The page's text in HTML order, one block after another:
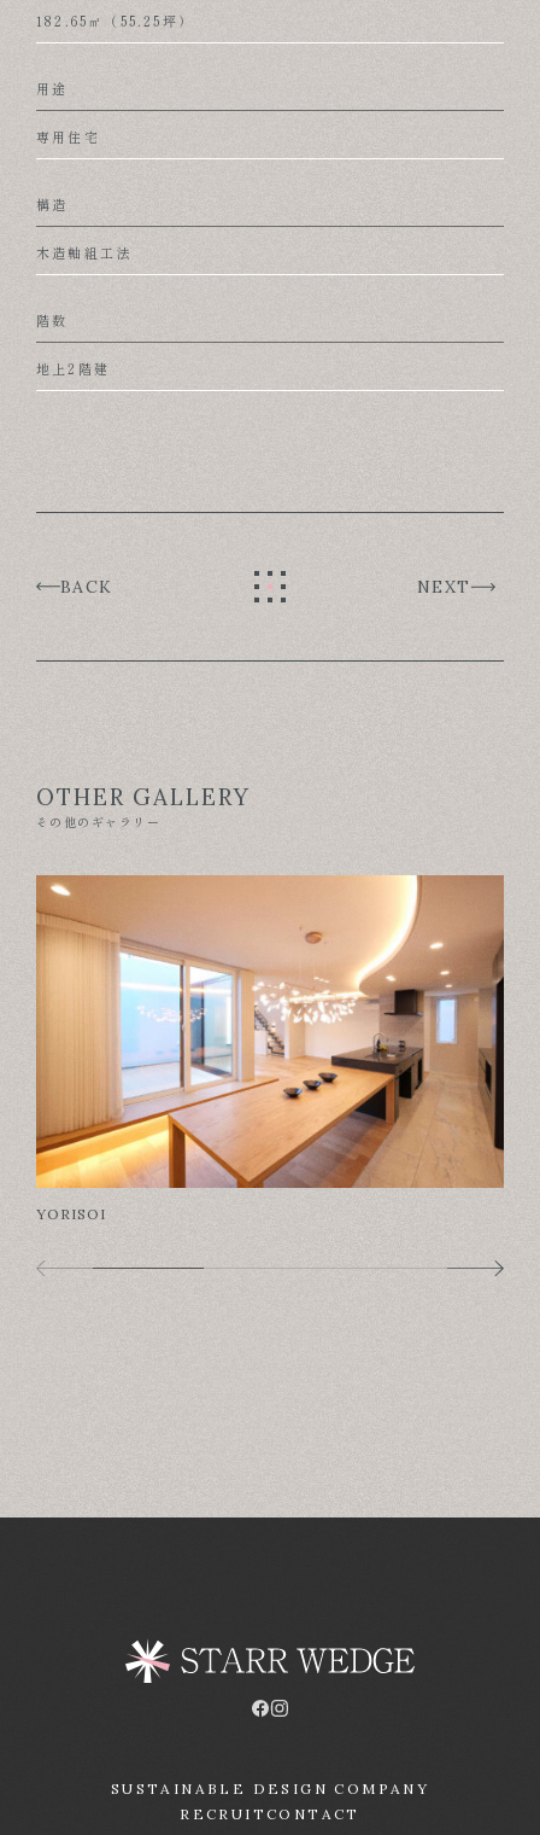
182.65㎡（55.25坪）
用途
専用住宅
構造
木造軸組工法
階数
地上2階建
BACK NEXT
OTHER GALLERY
その他のギャラリー
YORISOI
SUSTAINABLE DESIGN COMPANY
RECRUIT CONTACT